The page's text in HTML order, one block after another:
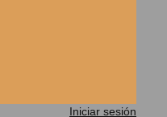
Iniciar sesión